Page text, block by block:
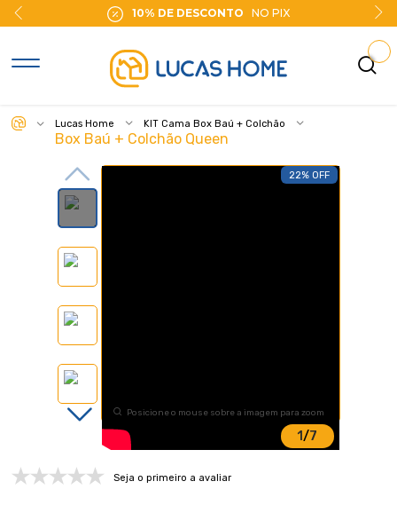
10% DE DESCONTO NO PIX
Lucas Home KIT Cama Box Baú + Colchão
Box Baú + Colchão Queen
22% OFF
1/7
Posicione o mouse sobre a imagem para zoom
Seja o primeiro a avaliar